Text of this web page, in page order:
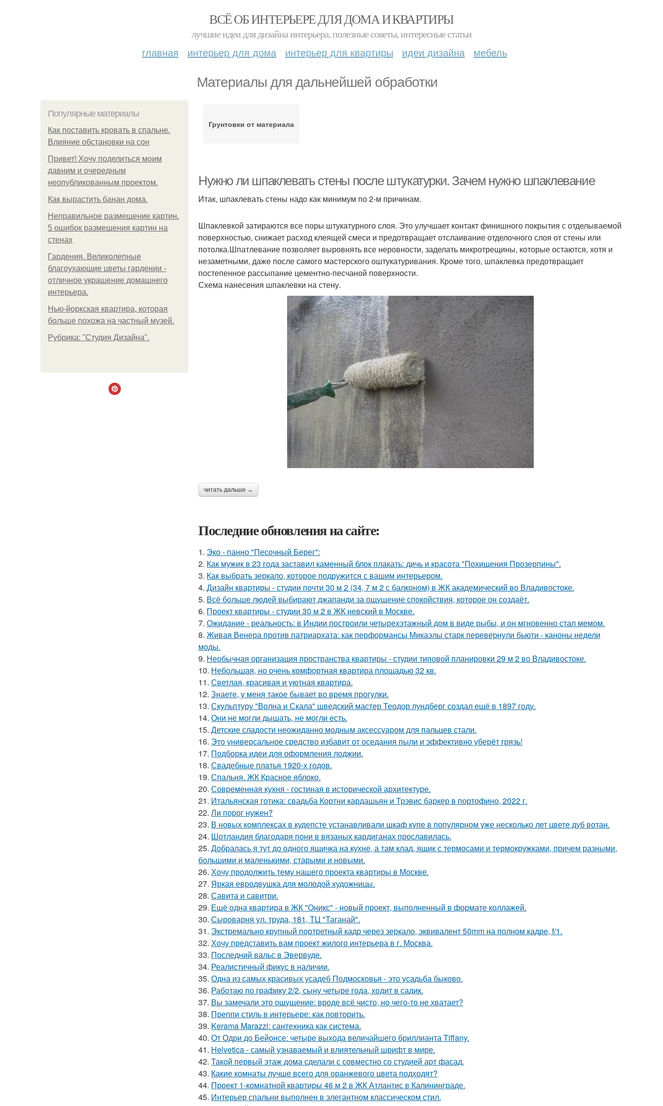
ВСЁ ОБ ИНТЕРЬЕРЕ ДЛЯ ДОМА И КВАРТИРЫ
лучшие идеи для дизайна интерьера, полезные советы, интересные статьи
главная интерьер для дома интерьер для квартиры идеи дизайна мебель
Материалы для дальнейшей обработки
Популярные материалы
Как поставить кровать в спальне.
Влияние обстановки на сон
Привет! Хочу поделиться моим
давним и очередным
неопубликованным проектом.
Как вырастить банан дома.
Неправильное размещение картин.
5 ошибок размещения картин на
стенах
Гардения. Великолепные
благоухающие цветы гардении -
отличное украшение домашнего
интерьера.
Нью-йоркская квартира, которая
больше похожа на частный музей.
Рубрика: "Студия Дизайна".
Грунтовки от материала
Нужно ли шпаклевать стены после штукатурки. Зачем нужно шпаклевание
Итак, шпаклевать стены надо как минимум по 2-м причинам.
Шпаклевкой затираются все поры штукатурного слоя. Это улучшает контакт финишного покрытия с отделываемой
поверхностью, снижает расход клеящей смеси и предотвращает отслаивание отделочного слоя от стены или
потолка.Шпатлевание позволяет выровнять все неровности, заделать микротрещины, которые остаются, хотя и
незаметными, даже после самого мастерского оштукатуривания. Кроме того, шпаклевка предотвращает
постепенное рассыпание цементно-песчаной поверхности.
Схема нанесения шпаклевки на стену.
читать дальше →
Последние обновления на сайте:
1. Эко - панно "Песочный Берег":
2. Как мужик в 23 года заставил каменный блок плакать: дичь и красота "Похищения Прозерпины".
3. Как выбрать зеркало, которое подружится с вашим интерьером.
4. Дизайн квартиры - студии почти 30 м 2 (34, 7 м 2 с балконом) в ЖК академический во Владивостоке.
5. Всё больше людей выбирают джапанди за ощущение спокойствия, которое он создаёт.
6. Проект квартиры - студии 30 м 2 в ЖК невский в Москве.
7. Ожидание - реальность: в Индии построили четырехэтажный дом в виде рыбы, и он мгновенно стал мемом.
8. Живая Венера против патриархата: как перформансы Микаэлы старк перевернули бьюти - каноны недели
моды.
9. Необычная организация пространства квартиры - студии типовой планировки 29 м 2 во Владивостоке.
10. Небольшая, но очень комфортная квартира площадью 32 кв.
11. Светлая, красивая и уютная квартира.
12. Знаете, у меня такое бывает во время прогулки.
13. Скульптуру "Волна и Скала" шведский мастер Теодор лундберг создал ещё в 1897 году.
14. Они не могли дышать, не могли есть.
15. Детские сладости неожиданно модным аксессуаром для пальцев стали.
16. Это универсальное средство избавит от оседания пыли и эффективно уберёт грязь!
17. Подборка идеи для оформления лоджии.
18. Свадебные платья 1920-х годов.
19. Спальня. ЖК Красное яблоко.
20. Современная кухня - гостиная в исторической архитектуре.
21. Итальянская готика: свадьба Кортни кардашьян и Трэвис баркер в портофино, 2022 г.
22. Ли порог нужен?
23. В новых комплексах в кудепсте устанавливали шкаф купе в популярном уже несколько лет цвете дуб вотан.
24. Шотландия благодаря пони в вязаных кардиганах прославилась.
25. Добралась я тут до одного ящичка на кухне, а там клад, ящик с термосами и термокружками, причем разными,
большими и маленькими, старыми и новыми.
26. Хочу продолжить тему нашего проекта квартиры в Москве.
27. Яркая евродвушка для молодой художницы.
28. Савита и савитри.
29. Ещё одна квартира в ЖК "Оникс" - новый проект, выполненный в формате коллажей.
30. Сыроварня ул. труда, 181, ТЦ "Таганай".
31. Экстремально крупный портретный кадр через зеркало, эквивалент 50mm на полном кадре, f/1.
32. Хочу представить вам проект жилого интерьера в г. Москва.
33. Последний вальс в Эвервуде.
34. Реалистичный фикус в наличии.
35. Одна из самых красивых усадеб Подмосковья - это усадьба быково.
36. Работаю по графику 2/2, сыну четыре года, ходит в садик.
37. Вы замечали это ощущение: вроде всё чисто, но чего-то не хватает?
38. Преппи стиль в интерьере: как повторить.
39. Kerama Marazzi: сантехника как система.
40. От Одри до Бейонсе: четыре выхода величайшего бриллианта Tiffany.
41. Helvetica - самый узнаваемый и влиятельный шрифт в мире.
42. Такой первый этаж дома сделали с совместно со студией арт фасад.
43. Какие комнаты лучше всего для оранжевого цвета подходят?
44. Проект 1-комнатной квартиры 46 м 2 в ЖК Атлантис в Калининграде.
45. Интерьер спальни выполнен в элегантном классическом стил.